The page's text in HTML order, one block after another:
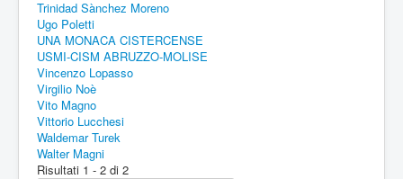
Trinidad Sànchez Moreno
Ugo Poletti
UNA MONACA CISTERCENSE
USMI-CISM ABRUZZO-MOLISE
Vincenzo Lopasso
Virgilio Noè
Vito Magno
Vittorio Lucchesi
Waldemar Turek
Walter Magni
Risultati 1 - 2 di 2